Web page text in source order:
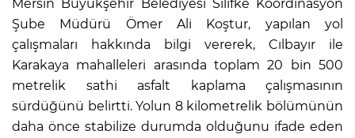
Mersin Büyükşehir Belediyesi Silifke Koordinasyon
Şube Müdürü Ömer Ali Koştur, yapılan yol
çalışmaları hakkında bilgi vererek, Cılbayır ile
Karakaya mahalleleri arasında toplam 20 bin 500
metrelik sathi asfalt kaplama çalışmasının
sürdüğünü belirtti. Yolun 8 kilometrelik bölümünün
daha önce stabilize durumda olduğunu ifade eden